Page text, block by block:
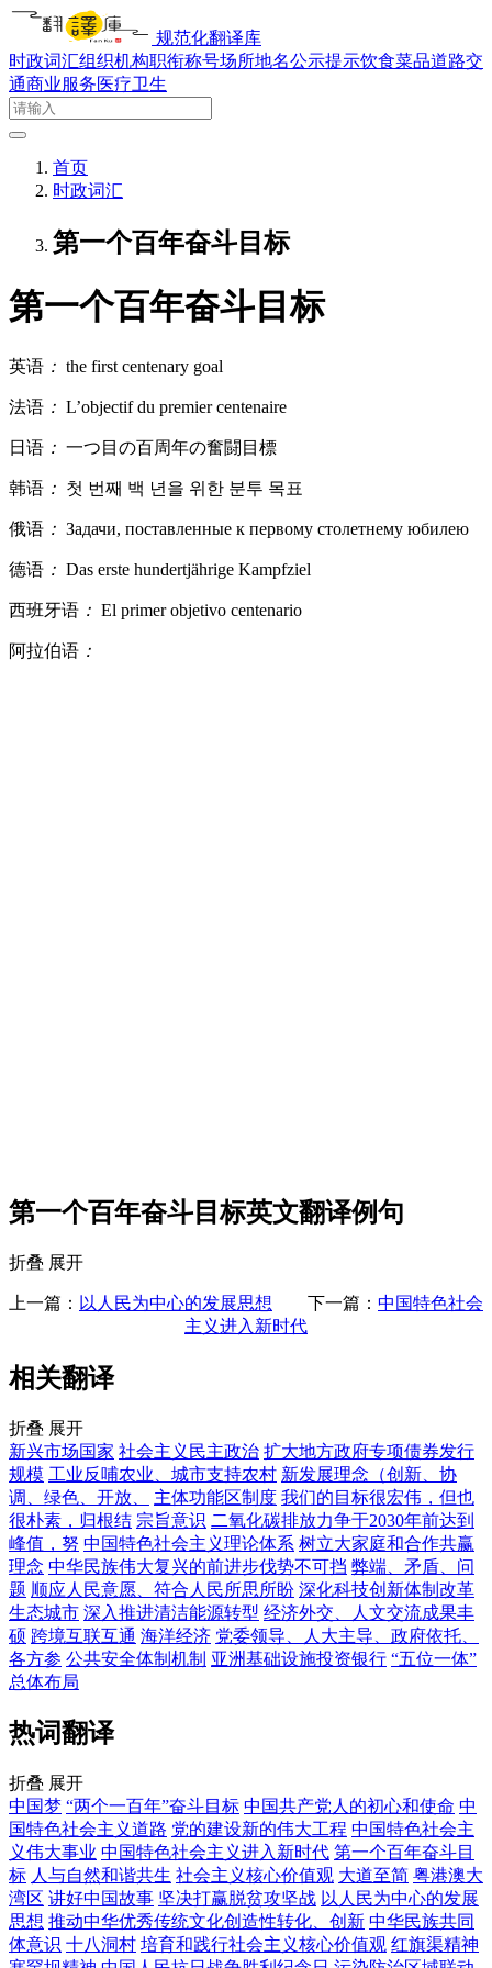
规范化翻译库
时政词汇组织机构职衔称号场所地名公示提示饮食菜品道路交
通商业服务医疗卫生
首页
时政词汇
第一个百年奋斗目标
第一个百年奋斗目标
英语 ： the first centenary goal
法语 ： L’objectif du premier centenaire
日语 ： 一つ目の百周年の奮闘目標
韩语 ： 첫 번째 백 년을 위한 분투 목표
俄语 ： Задачи, поставленные к первому столетнему юбилею
德语 ： Das erste hundertjährige Kampfziel
西班牙语 ： El primer objetivo centenario
阿拉伯语 ：
第一个百年奋斗目标英文翻译例句
折叠 展开
上一篇： 以人民为中心的发展思想 下一篇： 中国特色社会
主义进入新时代
相关翻译
折叠 展开
新兴市场国家 社会主义民主政治 扩大地方政府专项债券发行
规模 工业反哺农业、城市支持农村 新发展理念（创新、协
调、绿色、开放、
主体功能区制度 我们的目标很宏伟，但也
很朴素，归根结 宗旨意识 二氧化碳排放力争于2030年前达到
峰值，努 中国特色社会主义理论体系 树立大家庭和合作共赢
理念 中华民族伟大复兴的前进步伐势不可挡 弊端、矛盾、问
题 顺应人民意愿、符合人民所思所盼 深化科技创新体制改革
生态城市 深入推进清洁能源转型 经济外交、人文交流成果丰
硕 跨境互联互通 海洋经济 党委领导、人大主导、政府依托、
各方参 公共安全体制机制 亚洲基础设施投资银行 “五位一体”
总体布局
热词翻译
折叠 展开
中国梦 “两个一百年”奋斗目标 中国共产党人的初心和使命 中
国特色社会主义道路 党的建设新的伟大工程 中国特色社会主
义伟大事业 中国特色社会主义进入新时代 第一个百年奋斗目
标 人与自然和谐共生 社会主义核心价值观 大道至简 粤港澳大
湾区 讲好中国故事 坚决打赢脱贫攻坚战 以人民为中心的发展
思想 推动中华优秀传统文化创造性转化、创新 中华民族共同
体意识 十八洞村 培育和践行社会主义核心价值观 红旗渠精神